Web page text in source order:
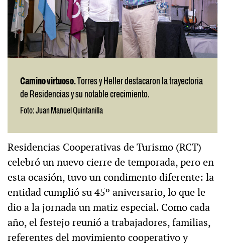
Camino virtuoso.Torres y Heller destacaron la trayectoria
de Residencias y su notable crecimiento.
Foto: Juan Manuel Quintanilla
Residencias Cooperativas de Turismo (RCT)
celebró un nuevo cierre de temporada, pero en
esta ocasión, tuvo un condimento diferente: la
entidad cumplió su 45º aniversario, lo que le
dio a la jornada un matiz especial. Como cada
año, el festejo reunió a trabajadores, familias,
referentes del movimiento cooperativo y